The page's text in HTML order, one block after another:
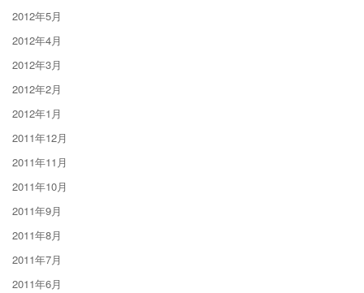
2012年5月
2012年4月
2012年3月
2012年2月
2012年1月
2011年12月
2011年11月
2011年10月
2011年9月
2011年8月
2011年7月
2011年6月